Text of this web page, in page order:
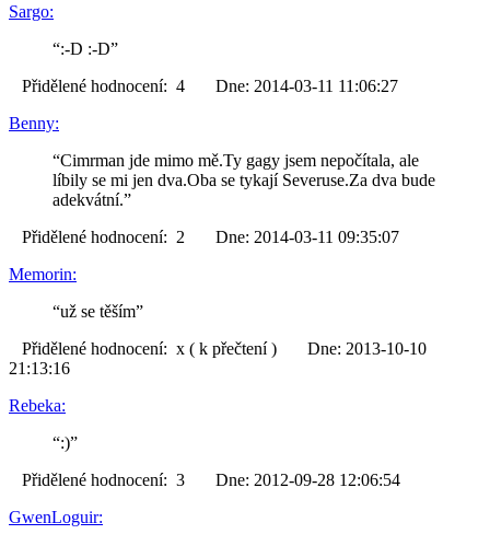
Sargo:
“:-D :-D”
Přidělené hodnocení: 4 Dne: 2014-03-11 11:06:27
Benny:
“Cimrman jde mimo mě.Ty gagy jsem nepočítala, ale
líbily se mi jen dva.Oba se tykají Severuse.Za dva bude
adekvátní.”
Přidělené hodnocení: 2 Dne: 2014-03-11 09:35:07
Memorin:
“už se těším”
Přidělené hodnocení: x ( k přečtení ) Dne: 2013-10-10
21:13:16
Rebeka:
“:)”
Přidělené hodnocení: 3 Dne: 2012-09-28 12:06:54
GwenLoguir: